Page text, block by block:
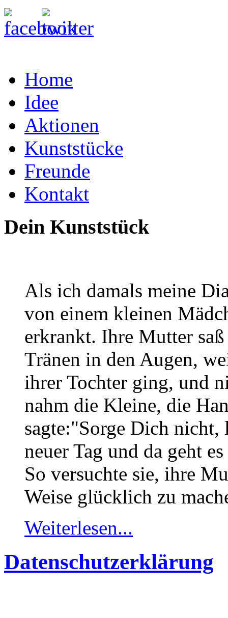
Home
Idee
Aktionen
Kunststücke
Freunde
Kontakt
Dein Kunststück
Als ich damals meine
von einem kleinen
erkrankt. Ihre Mutter
Tränen in den Augen,
ihrer Tochter ging, und
nahm die Kleine, die
sagte:"Sorge Dich
neuer Tag und da geht
So versuchte sie, ihre
Weise glücklich zu
Weiterlesen...
Datenschutzerklärung